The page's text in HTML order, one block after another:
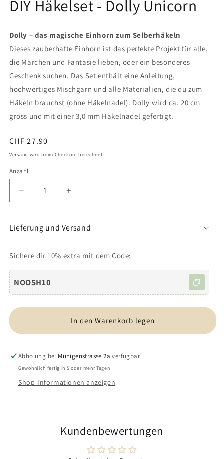
DIY Häkelset - Dolly Unicorn
Dolly – das magische Einhorn zum Selberhäkeln
Dieses zauberhafte Einhorn ist das perfekte Projekt für alle,
die Märchen und Fantasie lieben, oder ein besonderes
Geschenk suchen. Das Set enthält eine Anleitung,
hochwertiges Mischgarn und alle Materialien, die du zum
Häkeln brauchst (ohne Häkelnadel). Dolly wird ca. 20 cm
gross und mit einer 3,0 mm Häkelnadel gefertigt.
Normaler
Preis
CHF 27.90
Versand wird beim Checkout berechnet
Anzahl
Verringere
die
für
-
Dolly
Unicorn
Erhöhe
die
für
-
Dolly
Lieferung und Versand
Sichere dir 10% extra mit dem Code:
NOOSH10
In den Warenkorb legen
Abholung bei Münigenstrasse 2a verfügbar
Gewöhnlich fertig in 5 oder mehr Tagen
Shop-Informationen anzeigen
Kundenbewertungen